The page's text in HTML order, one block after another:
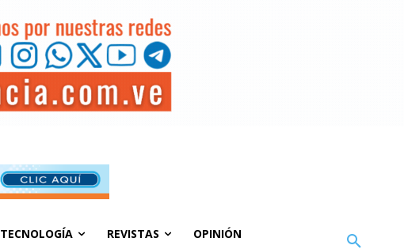
TECNOLOGÍA REVISTAS OPINIÓN